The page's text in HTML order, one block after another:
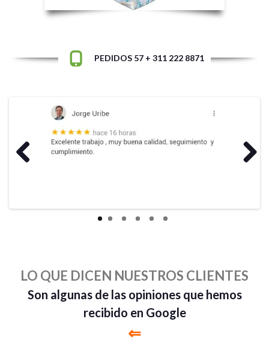
PEDIDOS 57 + 311 222 8871
LO QUE DICEN NUESTROS CLIENTES
Son algunas de las opiniones que hemos
recibido en Google
⇐